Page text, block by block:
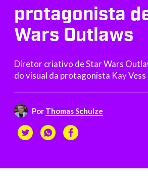
protagonista
Wars Outlaws
Diretor criativo de Star Wars
do visual da protagonista Kay Vess
Por Thomas Schulze